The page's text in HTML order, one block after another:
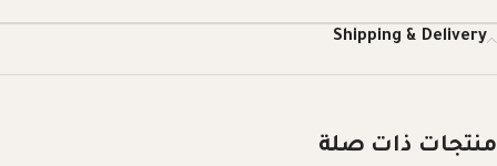
Shipping & Delivery
منتجات ذات صلة